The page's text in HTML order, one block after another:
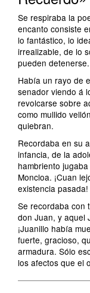
Se respiraba la
encanto consiste
lo fantástico, lo
irrealizable, de lo
pueden detenerse.
Había un rayo de
senador viendo á
revolcarse sobre
como mullido
quiebran.
Recordaba en su
infancia, de la
hambriento
Moncloa. ¡Cuan
existencia pasada!
Se recordaba con
don Juan, y aquel
¡Juanillo había
fuerte, gracioso,
armadura. Sólo
los afectos que el